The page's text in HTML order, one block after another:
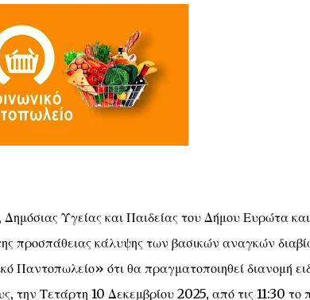
Υγείας και Παιδείας του Δήμου Ευρώτα
προσπάθειας κάλυψης των βασικών αναγκών
Παντοπωλείο» ότι θα πραγματοποιηθεί διανομή
την Τετάρτη 10 Δεκεμβρίου 2025, από τις 11:30 το